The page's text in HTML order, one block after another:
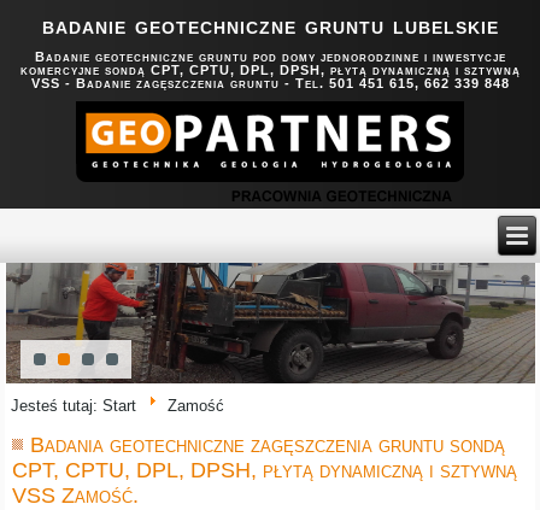
badanie geotechniczne gruntu lubelskie
Badanie geotechniczne gruntu pod domy jednorodzinne i inwestycje
komercyjne sondą CPT, CPTU, DPL, DPSH, płytą dynamiczną i sztywną
VSS - Badanie zagęszczenia gruntu - Tel. 501 451 615, 662 339 848
Jesteś tutaj:Start Zamość
Badania geotechniczne zagęszczenia gruntu sondą
CPT, CPTU, DPL, DPSH, płytą dynamiczną i sztywną
VSS Zamość.